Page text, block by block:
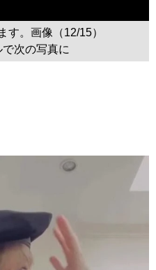
す。画像（12/15）
次の写真に